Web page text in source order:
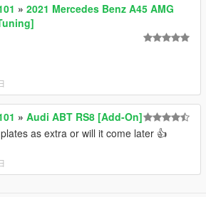
» 2021 Mercedes Benz A45 AMG
» Audi ABT RS8 [Add-On]
as extra or will it come later 👍